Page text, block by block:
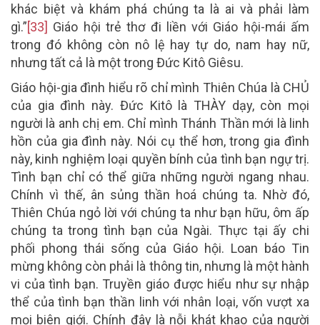
khác biệt và khám phá chúng ta là ai và phải làm
gì.”[33] Giáo hội trẻ thơ đi liền với Giáo hội-mái ấm
trong đó không còn nô lệ hay tự do, nam hay nữ,
nhưng tất cả là một trong Đức Kitô Giêsu.
Giáo hội-gia đình hiểu rõ chỉ mình Thiên Chúa là CHỦ
của gia đình này. Đức Kitô là THÀY dạy, còn mọi
người là anh chị em. Chỉ mình Thánh Thần mới là linh
hồn của gia đình này. Nói cụ thể hơn, trong gia đình
này, kinh nghiệm loại quyền bính của tình bạn ngự trị.
Tình bạn chỉ có thể giữa những người ngang nhau.
Chính vì thế, ân sủng thần hoá chúng ta. Nhờ đó,
Thiên Chúa ngỏ lời với chúng ta như bạn hữu, ôm ấp
chúng ta trong tình bạn của Ngài. Thực tại ấy chi
phối phong thái sống của Giáo hội. Loan báo Tin
mừng không còn phải là thông tin, nhưng là một hành
vi của tình bạn. Truyền giáo được hiểu như sự nhập
thể của tình bạn thần linh với nhân loại, vốn vượt xa
mọi biên giới. Chính đây là nỗi khát khao của người